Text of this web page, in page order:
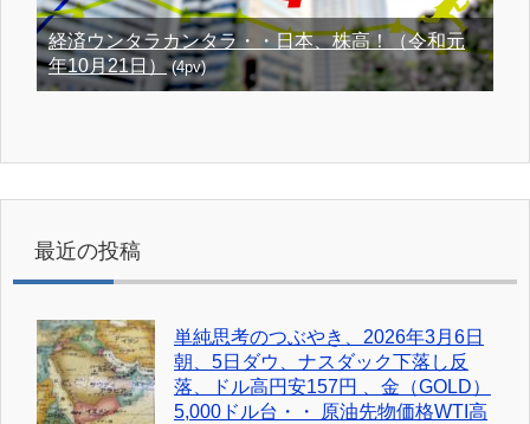
経済ウンタラカンタラ・・日本、株高！（令和元
年10月21日）(4pv)
最近の投稿
単純思考のつぶやき、2026年3月6日
朝、5日ダウ、ナスダック下落し反
落、ドル高円安157円 、金（GOLD）
5,000ドル台・・ 原油先物価格WTI高